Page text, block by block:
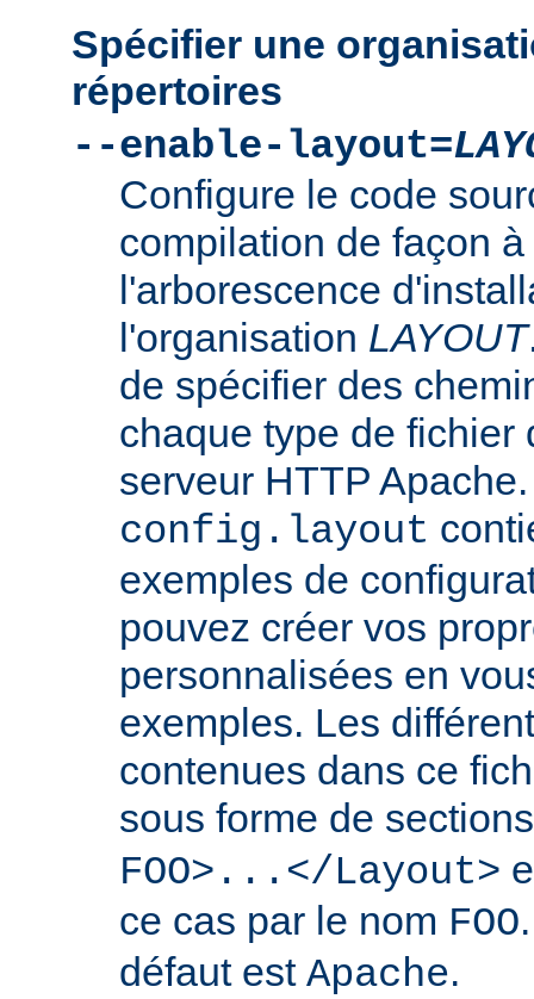
Spécifier une
répertoires
--enable-layout=
Configure le code
compilation de façon
l'arborescence
l'organisation LAYOUT
de spécifier des
chaque type de fichier
serveur HTTP
config.layout
exemples de
pouvez créer vos
personnalisées en
exemples. Les
contenues dans ce
sous forme de
FOO>...</Layout>
ce cas par le nom FOO
défaut est Apache.